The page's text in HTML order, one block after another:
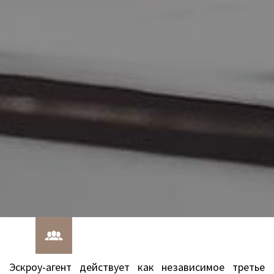
Эскроу-агент действует как независимое третье